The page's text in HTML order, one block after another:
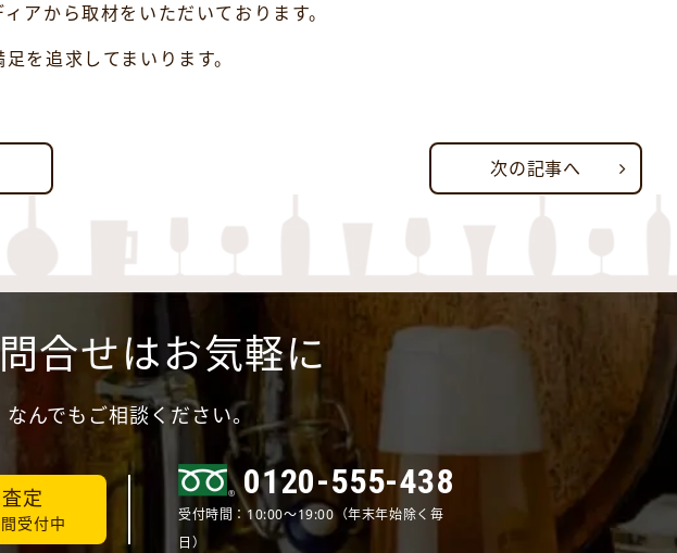
アから取材をいただいております。
を追求してまいります。
次の記事へ
合せはお気軽に
んでもご相談ください。
定
受付中
0120-555-438
受付時間：10:00～19:00（年末年始除く毎
日）